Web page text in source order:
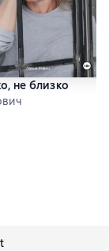
не близко
рейтинг 0 на